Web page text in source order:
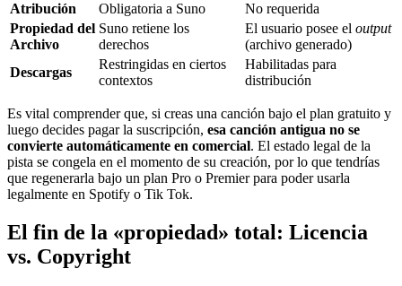
Atribución
Obligatoria a Suno
No requerida
Propiedad del
Archivo
Suno retiene los
derechos
El usuario posee el output
(archivo generado)
Descargas
Restringidas en ciertos
contextos
Habilitadas para
distribución
Es vital comprender que, si creas una canción bajo el plan gratuito y
luego decides pagar la suscripción, esa canción antigua no se
convierte automáticamente en comercial. El estado legal de la
pista se congela en el momento de su creación, por lo que tendrías
que regenerarla bajo un plan Pro o Premier para poder usarla
legalmente en Spotify o Tik Tok.
El fin de la «propiedad» total: Licencia
vs. Copyright